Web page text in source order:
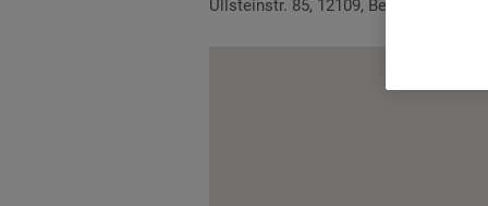
Ullsteinstr. 85, 12109, Berlin, Berlin,